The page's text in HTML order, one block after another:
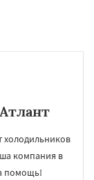
компания в
помощь!